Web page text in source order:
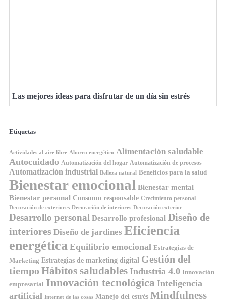
Las mejores ideas para disfrutar de un día sin estrés
Etiquetas
Actividades al aire libre Ahorro energético Alimentación saludable
Autocuidado Automatización del hogar Automatización de procesos
Automatización industrial Belleza natural Beneficios para la salud
Bienestar emocional Bienestar mental
Bienestar personal Consumo responsable Crecimiento personal
Decoración de exteriores Decoración de interiores Decoración exterior
Desarrollo personal Desarrollo profesional Diseño de
interiores Diseño de jardines Eficiencia
energética Equilibrio emocional Estrategias de
Marketing Estrategias de marketing digital Gestión del
tiempo Hábitos saludables Industria 4.0 Innovación
empresarial Innovación tecnológica Inteligencia
artificial Internet de las cosas Manejo del estrés Mindfulness